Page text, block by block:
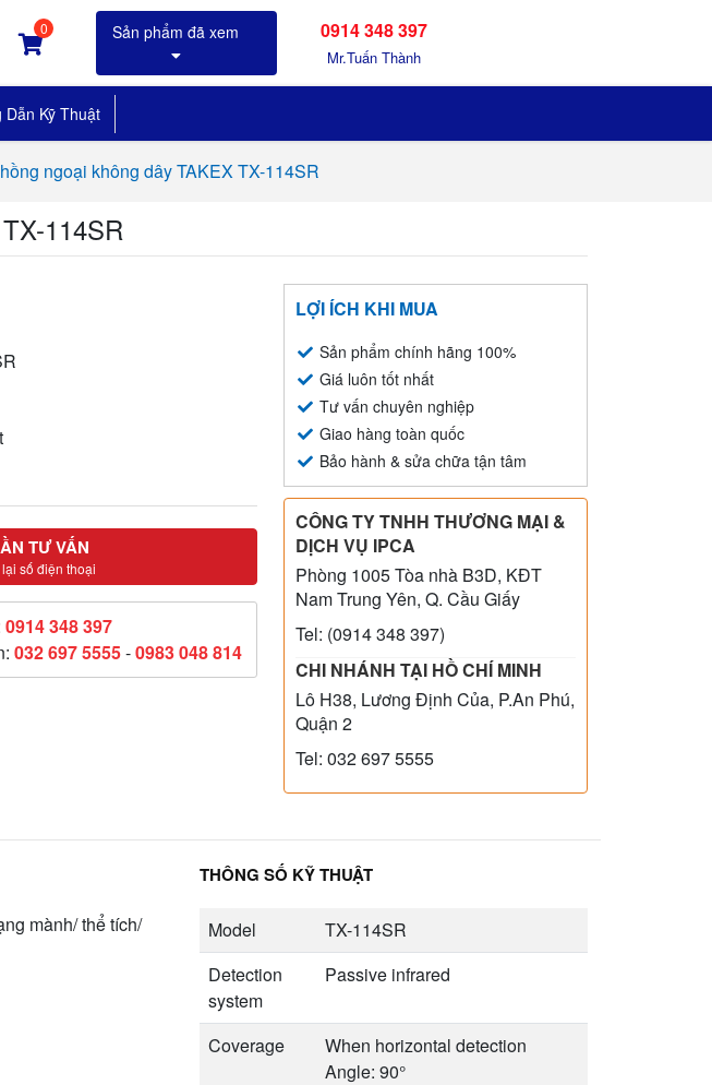
0 0914 348 397
Mr.Tuấn Thành
Dẫn Kỹ Thuật
ngoại không dây TAKEX TX-114SR
114SR
TƯ VẤN
số điện thoại
0914 348 397
032 697 5555-0983 048 814
LỢI ÍCH KHI MUA
Sản phẩm chính hãng 100%
Giá luôn tốt nhất
Tư vấn chuyên nghiệp
Giao hàng toàn quốc
Bảo hành & sửa chữa tận tâm
CÔNG TY TNHH THƯƠNG MẠI &
DỊCH VỤ IPCA
Phòng 1005 Tòa nhà B3D, KĐT
Nam Trung Yên, Q. Cầu Giấy
Tel: (0914 348 397)
CHI NHÁNH TẠI HỒ CHÍ MINH
Lô H38, Lương Định Của, P.An Phú,
Quận 2
Tel: 032 697 5555
mành/ thể tích/
THÔNG SỐ KỸ THUẬT
Model
TX-114SR
Detection
system
Passive infrared
Coverage
When horizontal detection
Angle: 90°